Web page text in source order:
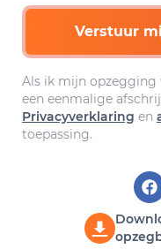
Verstuur
Als ik mijn opzegging
een eenmalige
Privacyverklaring en
toepassing.